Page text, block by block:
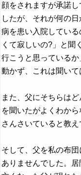
顔をされますが承諾
したが、それが何の
病を患い入院してい
くて寂しいの?」と聞
行こうと思っている
動かず、これは聞いて
また、父にそちらは
を聞いたがよくわか
さんさいていると教え
そして、父を私の布
ありませんでした。居